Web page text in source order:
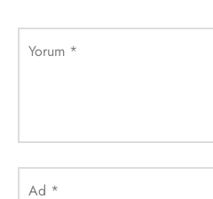
Yorum *
Ad *